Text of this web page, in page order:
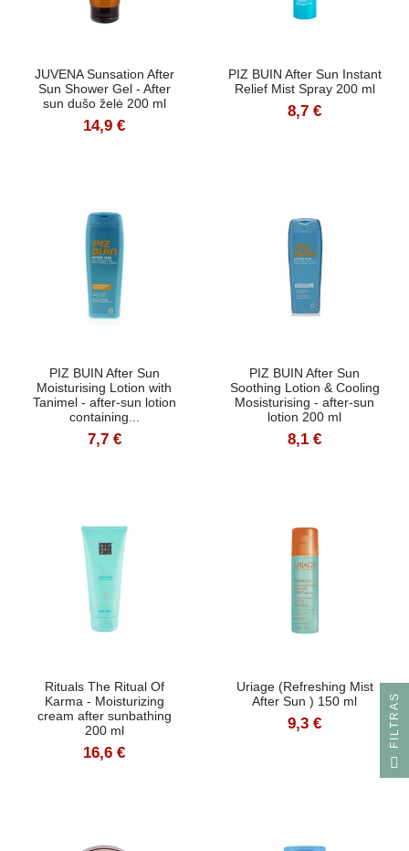
JUVENA Sunsation After
Sun Shower Gel - After
sun dušo želė 200 ml
14,9 €
PIZ BUIN After Sun Instant
Relief Mist Spray 200 ml
8,7 €
PIZ BUIN After Sun
Moisturising Lotion with
Tanimel - after-sun lotion
containing...
7,7 €
PIZ BUIN After Sun
Soothing Lotion & Cooling
Mosisturising - after-sun
lotion 200 ml
8,1 €
Rituals The Ritual Of
Karma - Moisturizing
cream after sunbathing
200 ml
16,6 €
Uriage (Refreshing Mist
After Sun ) 150 ml
9,3 € S